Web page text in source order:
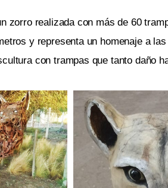
zorro realizada con más de 60
y representa un homenaje a
con trampas que tanto daño